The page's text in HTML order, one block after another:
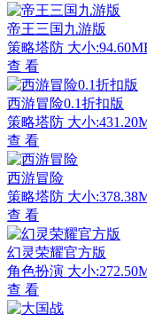
帝王三国九游版
策略塔防 大小
查 看
西游冒险0.1折扣版
策略塔防 大小
查 看
西游冒险
策略塔防 大小
查 看
幻灵荣耀官方版
角色扮演 大小
查 看